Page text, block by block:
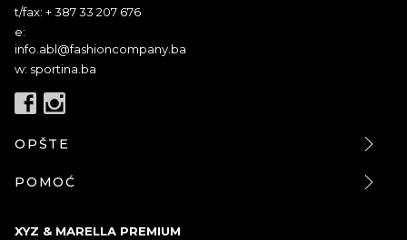
t/fax: + 387 33 207 676
e:
info.abl@fashioncompany.ba
w: sportina.ba
OPŠTE
POMOĆ
XYZ & MARELLA PREMIUM